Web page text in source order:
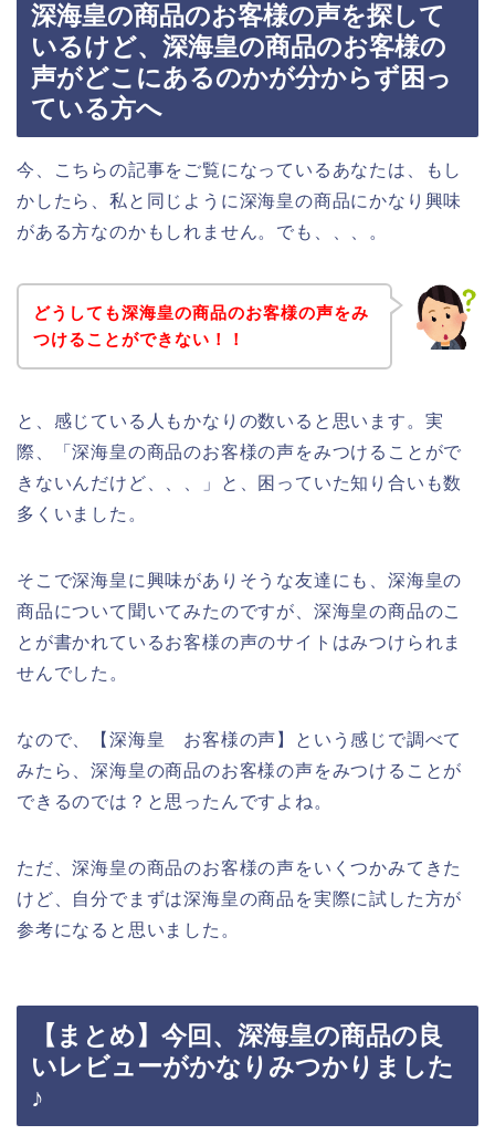
深海皇の商品のお客様の声を探して
いるけど、深海皇の商品のお客様の
声がどこにあるのかが分からず困っ
ている方へ
今、こちらの記事をご覧になっているあなたは、もし
かしたら、私と同じように深海皇の商品にかなり興味
がある方なのかもしれません。でも、、、。
どうしても深海皇の商品のお客様の声をみ
つけることができない！！
と、感じている人もかなりの数いると思います。実
際、「深海皇の商品のお客様の声をみつけることがで
きないんだけど、、、」と、困っていた知り合いも数
多くいました。
そこで深海皇に興味がありそうな友達にも、深海皇の
商品について聞いてみたのですが、深海皇の商品のこ
とが書かれているお客様の声のサイトはみつけられま
せんでした。
なので、【深海皇 お客様の声】という感じで調べて
みたら、深海皇の商品のお客様の声をみつけることが
できるのでは？と思ったんですよね。
ただ、深海皇の商品のお客様の声をいくつかみてきた
けど、自分でまずは深海皇の商品を実際に試した方が
参考になると思いました。
【まとめ】今回、深海皇の商品の良
いレビューがかなりみつかりました
♪